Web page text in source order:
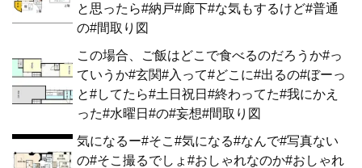
と思ったら#納戸#廊下#な気もするけど#普通
の#間取り図
この場合、ご飯はどこで食べるのだろうか#っ
ていうか#玄関#入って#どこに#出るの#ぼーっ
と#してたら#土日祝日#終わってた#我にかえ
った#水曜日#の#妄想#間取り図
気になるー#そこ#気になる#なんで#写真ない
の#そこ撮るでしょ#おしゃれなのか#おしゃれ